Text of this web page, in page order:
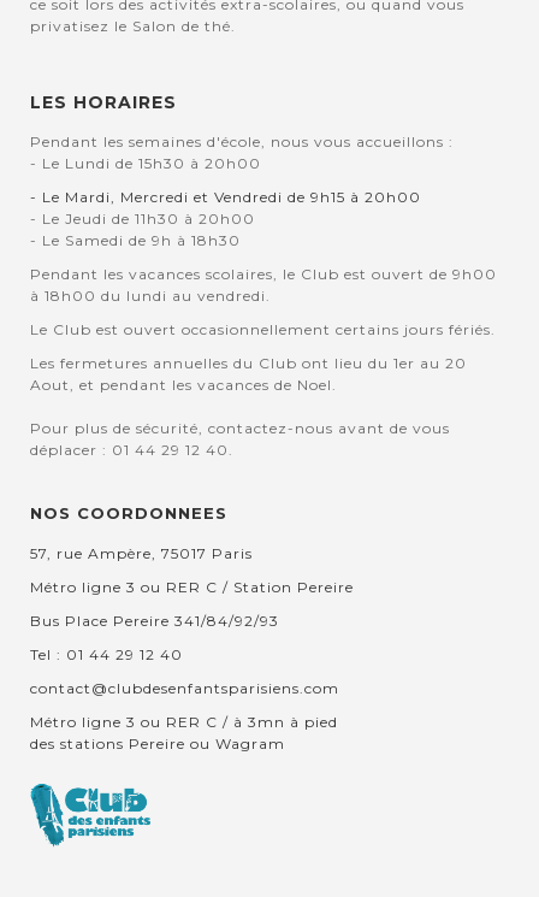
ce soit lors des activités extra-scolaires, ou quand vous
privatisez le Salon de thé.
LES HORAIRES
Pendant les semaines d'école, nous vous accueillons :
- Le Lundi de 15h30 à 20h00
- Le Mardi, Mercredi et Vendredi de 9h15 à 20h00
- Le Jeudi de 11h30 à 20h00
- Le Samedi de 9h à 18h30
Pendant les vacances scolaires, le Club est ouvert de 9h00
à 18h00 du lundi au vendredi.
Le Club est ouvert occasionnellement certains jours fériés.
Les fermetures annuelles du Club ont lieu du 1er au 20
Aout, et pendant les vacances de Noel.
Pour plus de sécurité, contactez-nous avant de vous
déplacer : 01 44 29 12 40.
NOS COORDONNEES
57, rue Ampère, 75017 Paris
Métro ligne 3 ou RER C / Station Pereire
Bus Place Pereire 341/84/92/93
Tel : 01 44 29 12 40
contact@clubdesenfantsparisiens.com
Métro ligne 3 ou RER C / à 3mn à pied
des stations Pereire ou Wagram